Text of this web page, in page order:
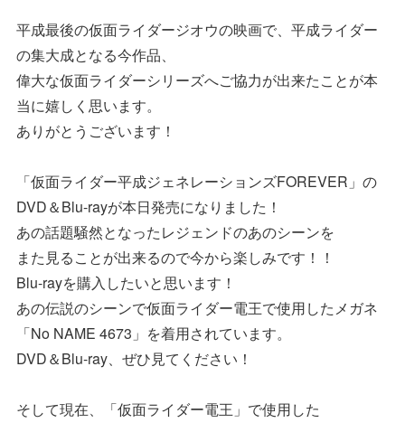
平成最後の仮面ライダージオウの映画で、平成ライダー
の集大成となる今作品、
偉大な仮面ライダーシリーズへご協力が出来たことが本
当に嬉しく思います。
ありがとうございます！
「仮面ライダー平成ジェネレーションズFOREVER」の
DVD＆Blu-rayが本日発売になりました！
あの話題騒然となったレジェンドのあのシーンを
また見ることが出来るので今から楽しみです！！
Blu-rayを購入したいと思います！
あの伝説のシーンで仮面ライダー電王で使用したメガネ
「No NAME 4673」を着用されています。
DVD＆Blu-ray、ぜひ見てください！
そして現在、「仮面ライダー電王」で使用した